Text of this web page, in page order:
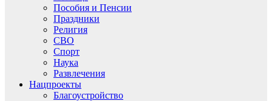
Пособия и Пенсии
Праздники
Религия
СВО
Спорт
Наука
Развлечения
Нацпроекты
Благоустройство